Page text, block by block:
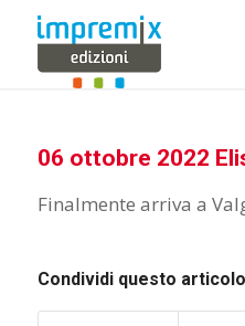
06 ottobre 2022
Finalmente arriva a
Condividi questo articolo